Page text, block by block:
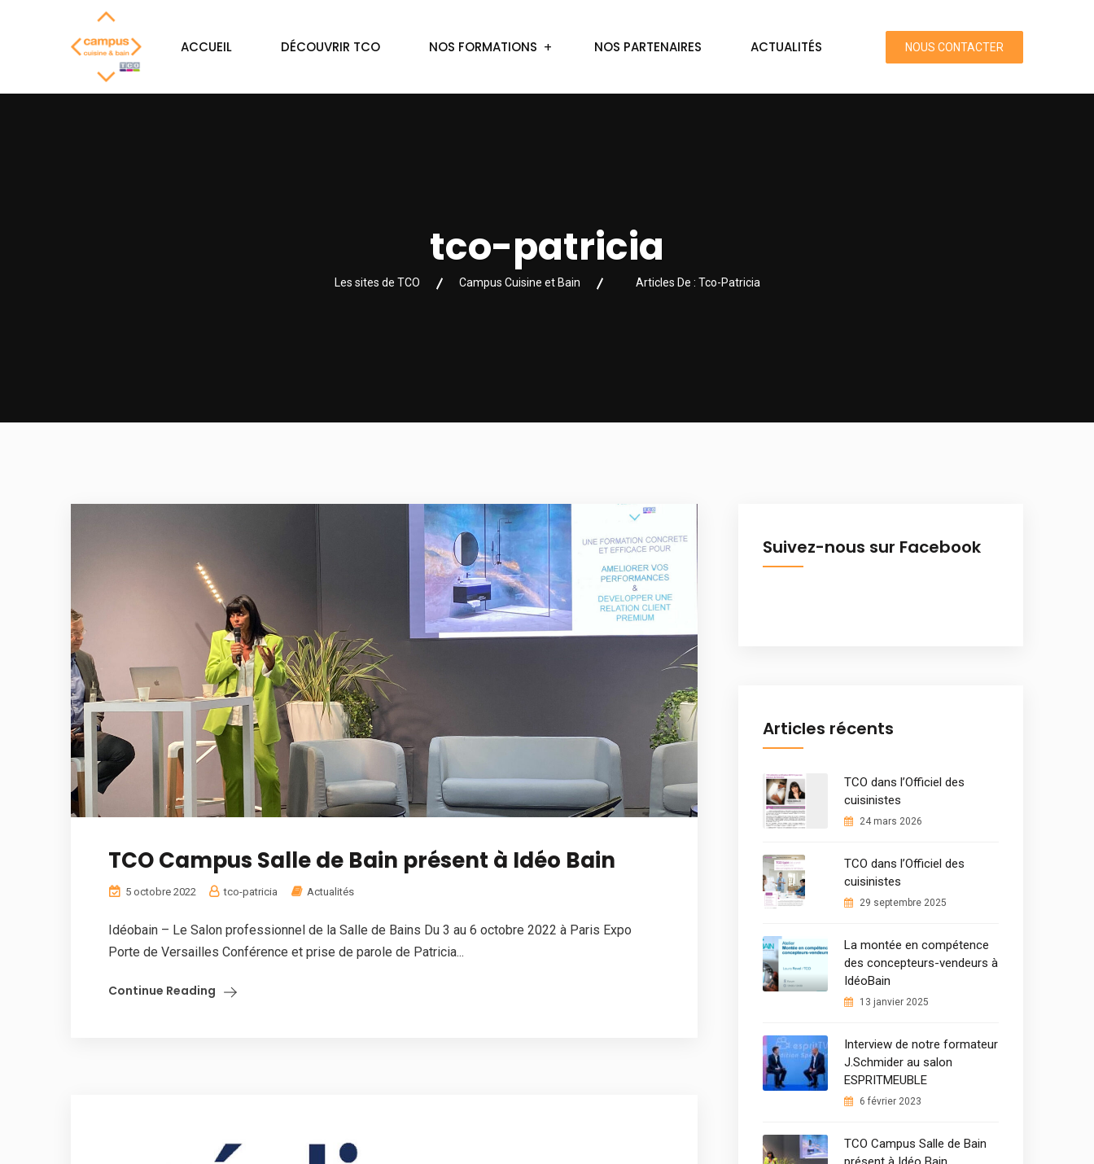
ACCUEIL DÉCOUVRIR TCO NOS FORMATIONS NOS PARTENAIRES ACTUALITÉS NOUS CONTACTER
tco-patricia
Les sites de TCO Campus Cuisine et Bain Articles De : Tco-Patricia
TCO Campus Salle de Bain présent à Idéo Bain
5 octobre 2022 tco-patricia Actualités
Idéobain – Le Salon professionnel de la Salle de Bains Du 3 au 6 octobre 2022 à Paris Expo
Porte de Versailles Conférence et prise de parole de Patricia...
Continue Reading
Suivez-nous sur Facebook
Articles récents
TCO dans l’Officiel des
cuisinistes
24 mars 2026
TCO dans l’Officiel des
cuisinistes
29 septembre 2025
La montée en compétence
des concepteurs-vendeurs à
IdéoBain
13 janvier 2025
Interview de notre formateur
J.Schmider au salon
ESPRITMEUBLE
6 février 2023
TCO Campus Salle de Bain